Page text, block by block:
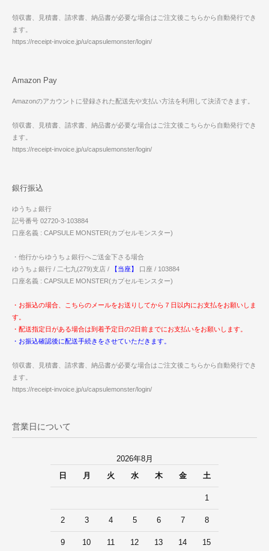
領収書、見積書、請求書、納品書が必要な場合はご注文後こちらから自動発行でき
ます。
https://receipt-invoice.jp/u/capsulemonster/login/
Amazon Pay
Amazonのアカウントに登録された配送先や支払い方法を利用して決済できます。
領収書、見積書、請求書、納品書が必要な場合はご注文後こちらから自動発行でき
ます。
https://receipt-invoice.jp/u/capsulemonster/login/
銀行振込
ゆうちょ銀行
記号番号 02720-3-103884
口座名義 : CAPSULE MONSTER(カプセルモンスター)
・他行からゆうちょ銀行へご送金下さる場合
ゆうちょ銀行 / 二七九(279)支店 /
【当座】 口座 / 103884
口座名義 : CAPSULE MONSTER(カプセルモンスター)
・お振込の場合、こちらのメールをお送りしてから７日以内にお支払をお願いしま
す。
・配送指定日がある場合は到着予定日の2日前までにお支払いをお願いします。
・お振込確認後に配送手続きをさせていただきます。
領収書、見積書、請求書、納品書が必要な場合はご注文後こちらから自動発行でき
ます。
https://receipt-invoice.jp/u/capsulemonster/login/
営業日について
2026年8月
日
月 火 水 木 金 土
1
2 3 4 5 6 7 8
9 10 11 12 13 14 15